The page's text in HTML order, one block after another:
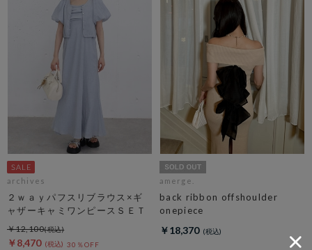
archives
２ｗａｙパフスリブラウス×ギ
ャザーキャミワンピースＳＥＴ
￥8,470 30％OFF
￥12,100
amerge.
back ribbon offshoulder
onepiece
￥18,370